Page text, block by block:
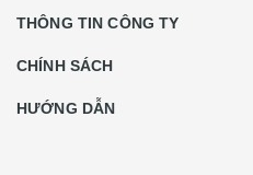
THÔNG TIN CÔNG TY
CHÍNH SÁCH
HƯỚNG DẪN